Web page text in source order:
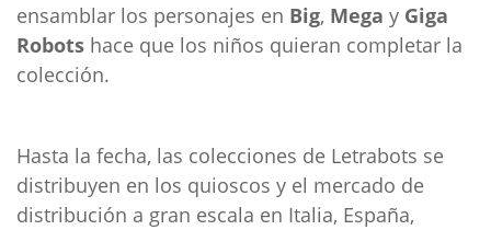
ensamblar los personajes en Big, Mega y Giga
Robots hace que los niños quieran completar la
colección.
Hasta la fecha, las colecciones de Letrabots se
distribuyen en los quioscos y el mercado de
distribución a gran escala en Italia, España,